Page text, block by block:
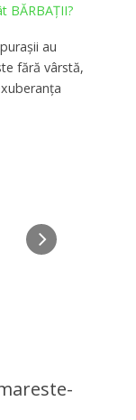
BĂRBAȚII?
au
fără vârstă,